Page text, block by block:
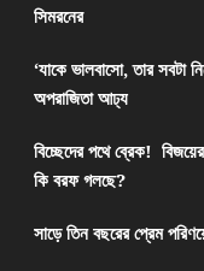
সিমরনের
‘যাকে ভালবাসো, তার সবটা
অপরাজিতা আঢ্য
বিচ্ছেদের পথে ব্রেক!
কি বরফ গলছে?
সাড়ে তিন বছরের প্রেম